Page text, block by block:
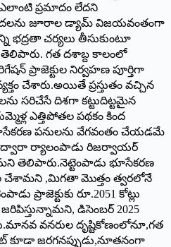
ఎలాంటి ప్రమాదం లేదని
జూరాల డ్యామ్‌ విజయవంతంగా
భద్రతా చర్యలు తీసుకుంటూ
తెలిపారు. గత దశాబ్ద కాలంలో
ప్రాజెక్టుల నిర్వహణ పూర్తిగా
చేశారు.అయితే ప్రస్తుతం వచ్చిన
సరిచేసే దిశగా కట్టుదిట్టమైన
ఎత్తిపోతల పథకం కింద
పనులను వేగవంతం చేయడమే
ర్యాలంపాడు రిజర్వాయర్‌
తెలిపారు.నెట్టెంపాడు భూసేకరణ
చేశామని ,మిగతా మొత్తం త్వరలోనే
ప్రాజెక్టుకు రూ.2051 కోట్లు
డిసెంబర్‌ 2025
వనరుల దృష్టికోణంలోనూ,గత
కూడా జరగనప్పుడు,నూతనంగా